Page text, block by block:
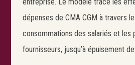
entreprise. Le modèle trace les
dépenses de CMA CGM à travers
consommations des salariés et les
fournisseurs, jusqu’à épuisement